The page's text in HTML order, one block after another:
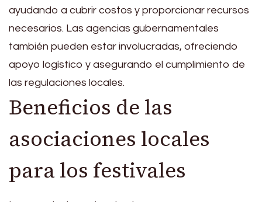
ayudando a cubrir costos y proporcionar recursos
necesarios. Las agencias gubernamentales
también pueden estar involucradas, ofreciendo
apoyo logístico y asegurando el cumplimiento de
las regulaciones locales.
Beneficios de las
asociaciones locales
para los festivales